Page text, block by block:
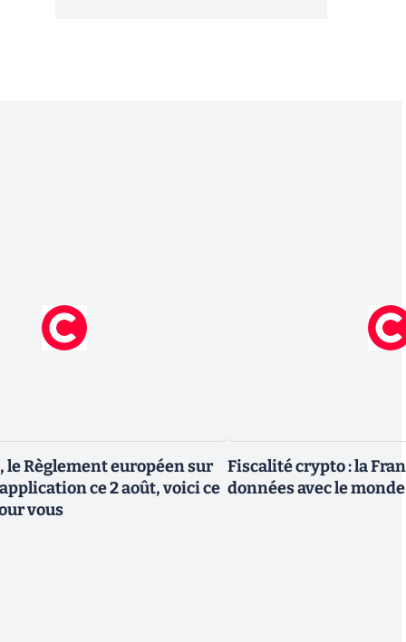
le Règlement européen sur
ce 2 août, voici ce
vous
Fiscalité crypto : la
données avec le